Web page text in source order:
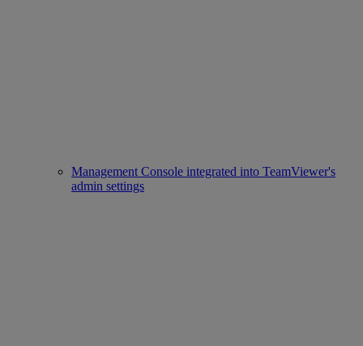
Management Console integrated into TeamViewer's
admin settings